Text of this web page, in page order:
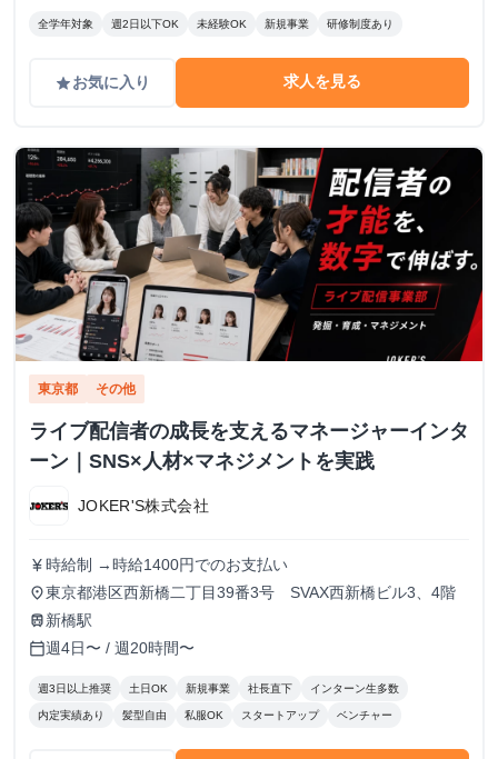
全学年対象 週2日以下OK 未経験OK 新規事業 研修制度あり
gradeお気に入り 求人を見る
東京都 その他
ライブ配信者の成長を支えるマネージャーインタ
ーン｜SNS×人材×マネジメントを実践
JOKER'S株式会社
currency_yen 時給制 →時給1400円でのお支払い
place東京都港区西新橋二丁目39番3号 SVAX西新橋ビル3、4階
train 新橋駅
calendar_today週4日〜 / 週20時間〜
週3日以上推奨 土日OK 新規事業 社長直下 インターン生多数
内定実績あり 髪型自由 私服OK スタートアップ ベンチャー